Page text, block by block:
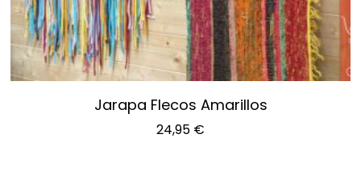
Jarapa Flecos Amarillos
24,95 €